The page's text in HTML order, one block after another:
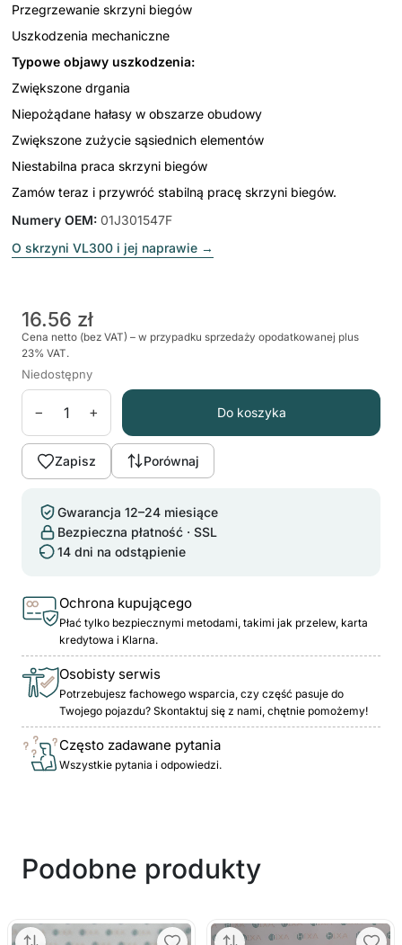
Przegrzewanie skrzyni biegów
Uszkodzenia mechaniczne
Typowe objawy uszkodzenia:
Zwiększone drgania
Niepożądane hałasy w obszarze obudowy
Zwiększone zużycie sąsiednich elementów
Niestabilna praca skrzyni biegów
Zamów teraz i przywróć stabilną pracę skrzyni biegów.
Numery OEM: 01J301547F
O skrzyni VL300 i jej naprawie →
16.56 zł
Cena netto (bez VAT) – w przypadku sprzedaży opodatkowanej plus
23% VAT.
Niedostępny
− + Do koszyka
Zapisz Porównaj
Gwarancja 12–24 miesiące
Bezpieczna płatność · SSL
14 dni na odstąpienie
Ochrona kupującego
Płać tylko bezpiecznymi metodami, takimi jak przelew, karta
kredytowa i Klarna.
Osobisty serwis
Potrzebujesz fachowego wsparcia, czy część pasuje do
Twojego pojazdu? Skontaktuj się z nami, chętnie pomożemy!
Często zadawane pytania
Wszystkie pytania i odpowiedzi.
Podobne produkty